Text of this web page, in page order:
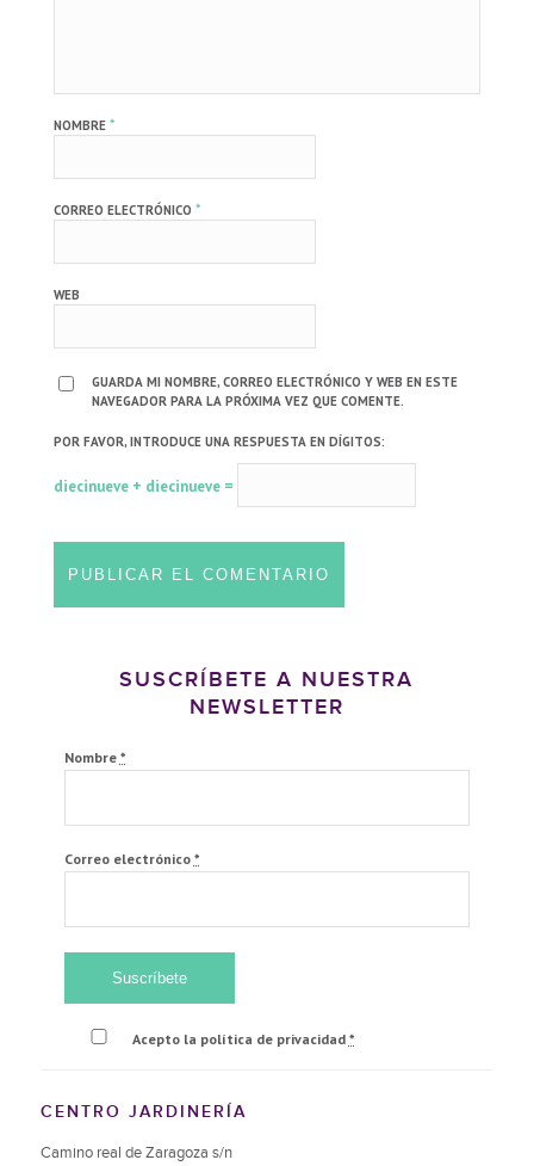
NOMBRE*
CORREO ELECTRÓNICO*
WEB
GUARDA MI NOMBRE, CORREO ELECTRÓNICO Y WEB EN ESTE
NAVEGADOR PARA LA PRÓXIMA VEZ QUE COMENTE.
POR FAVOR, INTRODUCE UNA RESPUESTA EN DÍGITOS:
diecinueve + diecinueve =
SUSCRÍBETE A NUESTRA
NEWSLETTER
Nombre *
Correo electrónico *
Acepto la política de privacidad *
CENTRO JARDINERÍA
Camino real de Zaragoza s/n